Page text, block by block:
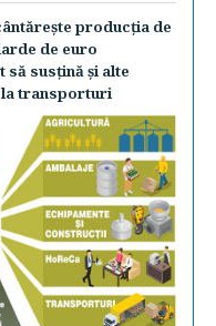
producţia de
de euro
să susţină şi alte
la transporturi